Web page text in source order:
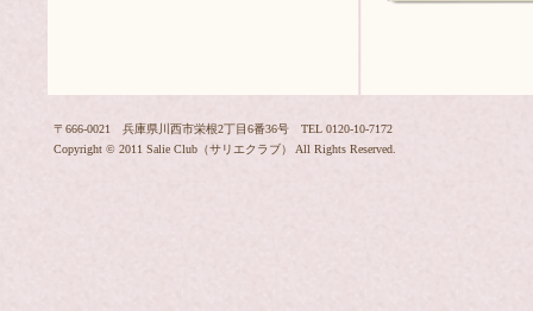
〒666-0021 兵庫県川西市栄根2丁目6番36号 TEL 0120-10-7172
Copyright © 2011 Salie Club（サリエクラブ） All Rights Reserved.